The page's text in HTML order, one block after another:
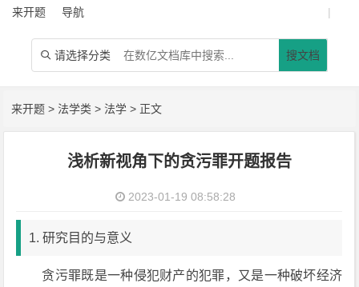
来开题 导航 |
 请选择分类 搜文档
来开题 > 法学类 > 法学 > 正文
浅析新视角下的贪污罪开题报告
2023-01-19 08:58:28
1. 研究目的与意义
贪污罪既是一种侵犯财产的犯罪，又是一种破坏经济